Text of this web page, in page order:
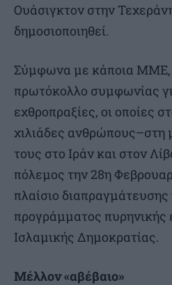
Ουάσιγκτον στην
δημοσιοποιηθεί.
Σύμφωνα με κάποια ΜΜΕ,
πρωτόκολλο συμφωνίας
εχθροπραξίες, οι οποίες
χιλιάδες ανθρώπους–στη
τους στο Ιράν και στον
πόλεμος την 28η
πλαίσιο διαπραγμάτευσης
προγράμματος πυρηνικής
Ισλαμικής Δημοκρατίας.
Μέλλον «αβέβαιο»